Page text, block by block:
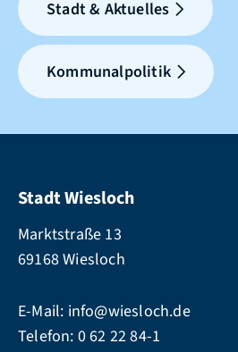
Stadt & Aktuelles
Kommunalpolitik
Stadt Wiesloch
Marktstraße 13
69168 Wiesloch
E-Mail: info@wiesloch.de
Telefon: 0 62 22 84-1